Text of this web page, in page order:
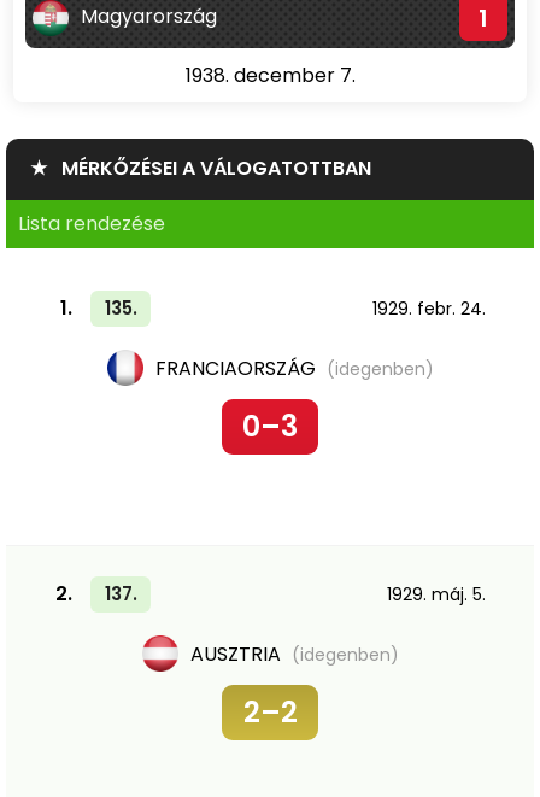
Magyarország 1
1938. december 7.
★ MÉRKŐZÉSEI A VÁLOGATOTTBAN
Lista rendezése
1. 135. 1929. febr. 24.
FRANCIAORSZÁG (idegenben)
0–3
2. 137. 1929. máj. 5.
AUSZTRIA (idegenben)
2–2